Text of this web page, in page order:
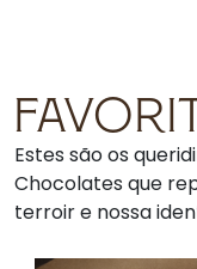
Estes são os
Chocolates que
terroir e nossa